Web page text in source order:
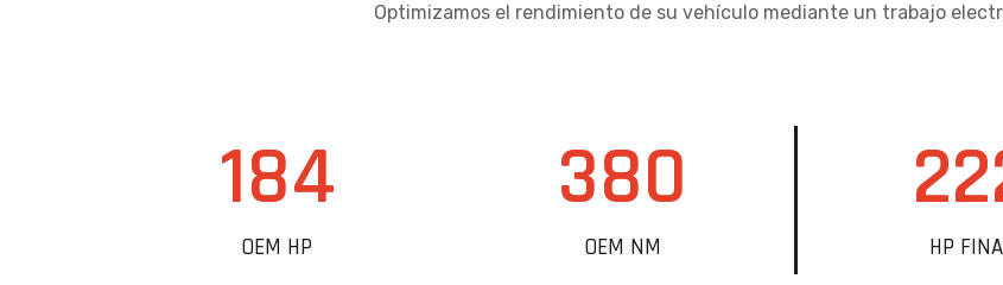
Optimizamos el rendimiento de su vehículo mediante un trabajo
184
OEM HP
380
OEM NM HP